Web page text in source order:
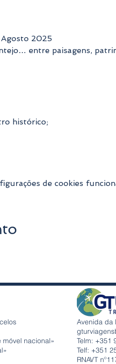
Agosto 2025
entre paisagens,
histórico;
de cookies
nacional»
Avenida da
Telm: +351
Telf: +351
RNAVT